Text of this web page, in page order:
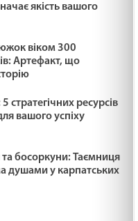
/1488/ Майтеся файно
/1488/ Майтеся файно
Майтеся файно
якість вашого
віком 300
Артефакт, що
стратегічних ресурсів
вашого успіху
босоркуни: Таємниця
душами у карпатських